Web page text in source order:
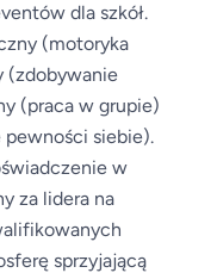
dla szkół.
(motoryka
(zdobywanie
(praca w grupie)
siebie).
w
za lidera na
sprzyjającą